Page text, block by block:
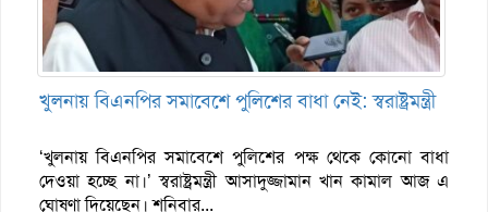
খুলনায় বিএনপির সমাবেশে পুলিশের বাধা নেই: স্বরাষ্ট্রমন্ত্রী
‘খুলনায় বিএনপির সমাবেশে পুলিশের পক্ষ থেকে কোনো বাধা
দেওয়া হচ্ছে না।’ স্বরাষ্ট্রমন্ত্রী আসাদুজ্জামান খান কামাল আজ এ
ঘোষণা দিয়েছেন। শনিবার...